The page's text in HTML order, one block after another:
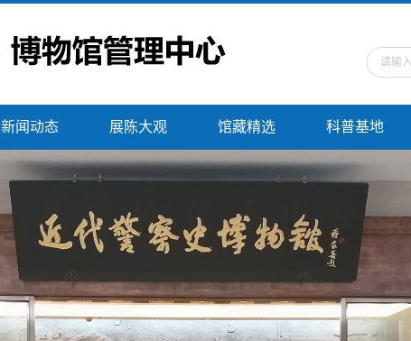
新闻动态 展陈大观 馆藏精选 科普基地